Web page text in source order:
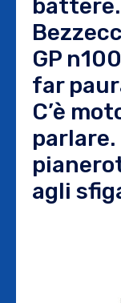
battere.
GP
far
C’è
parlare.
agli